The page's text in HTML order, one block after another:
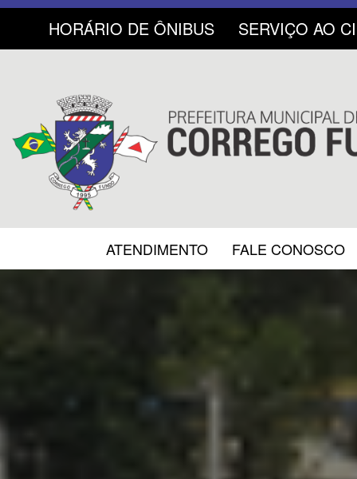
HORÁRIO DE ÔNIBUS SERVIÇO AO
ATENDIMENTO FALE CONOSCO